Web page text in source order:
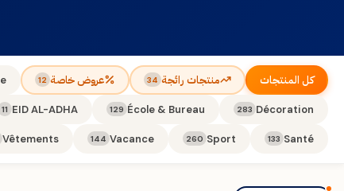
كل المنتجات منتجات رائجة 34 عروض خاصة 12
Décoration
283
École & Bureau
129
EID AL-ADHA
11
Santé
133
Sport
260
Vacance
144
Vêtements